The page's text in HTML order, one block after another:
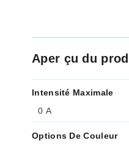
Aper çu du
Intensité Maximale
0 A
Options De Couleur